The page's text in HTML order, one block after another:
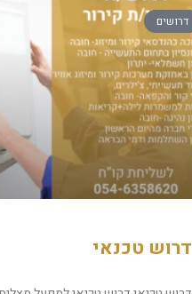
דרושים
דרוש טכנאי